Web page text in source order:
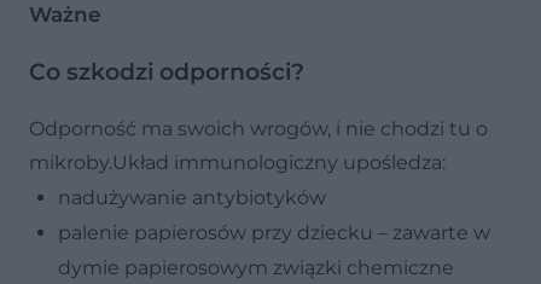
Ważne
Co szkodzi odporności?
Odporność ma swoich wrogów, i nie chodzi tu o
mikroby.Układ immunologiczny upośledza:
nadużywanie antybiotyków
palenie papierosów przy dziecku – zawarte w
dymie papierosowym związki chemiczne